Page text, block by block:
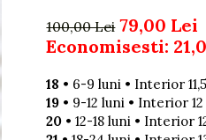
100,00 Lei 79,00 Lei
Economisesti:
18 • 6-9 luni • Interior
19 • 9-12 luni • Interior
20 • 12-18 luni • Interior